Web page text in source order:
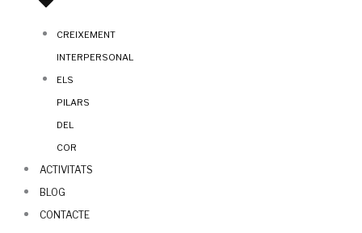
CREIXEMENT
INTERPERSONAL
ELS
PILARS
DEL
COR
ACTIVITATS
BLOG
CONTACTE